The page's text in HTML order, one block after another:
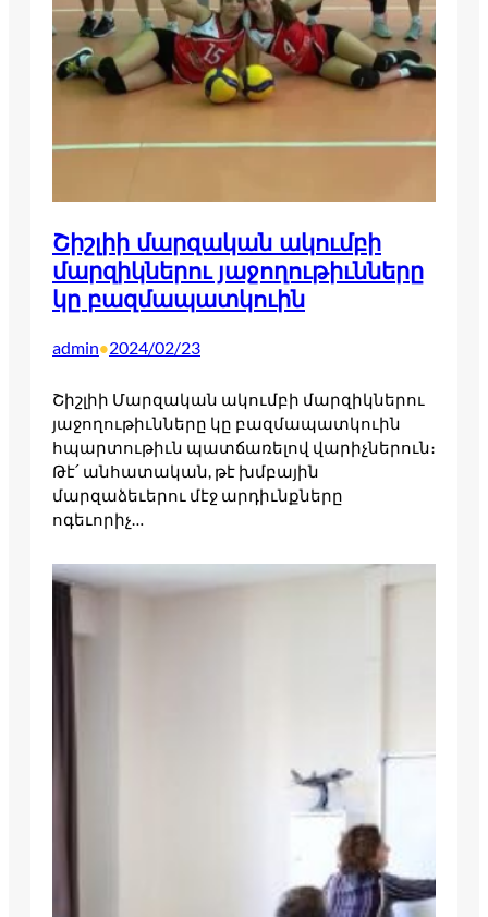
Շիշլիի մարզական ակումբի
մարզիկներու յաջողութիւնները
կը բազմապատկուին
admin•2024/02/23
Շիշլիի Մարզական ակումբի մարզիկներու
յաջողութիւնները կը բազմապատկուին
հպարտութիւն պատճառելով վարիչներուն։
Թէ՛ անհատական, թէ խմբային
մարզաձեւերու մէջ արդիւնքները
ոգեւորիչ…